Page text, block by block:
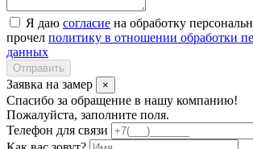
Я даю согласие на обработку
прочел политику в отношении обработки
данных
Отправить
Заявка на замер ×
Спасибо за обращение в нашу компанию!
Пожалуйста, заполните поля.
Телефон для связи